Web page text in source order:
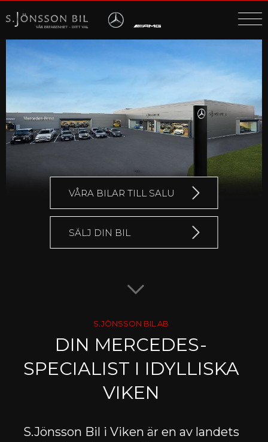
MENY
DÖLJ
VÅRA BILAR TILL SALU
SÄLJ DIN BIL
S.JÖNSSON BIL AB
DIN MERCEDES-
SPECIALIST I IDYLLISKA
VIKEN
S.Jönsson Bil i Viken är en av landets